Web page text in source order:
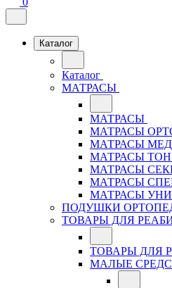
Каталог
Каталог
МАТРАСЫ
МАТРАСЫ
МАТРАСЫ
МАТРАСЫ
МАТРАСЫ
МАТРАСЫ
МАТРАСЫ
МАТРАСЫ
ПОДУШКИ
ТОВАРЫ ДЛЯ
ТОВАРЫ ДЛЯ
МАЛЫЕ